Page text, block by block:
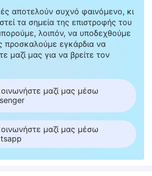
αποτελούν συχνό φαινόμενο, κι
τα σημεία της επιστροφής του
λοιπόν, να υποδεχθούμε
προσκαλούμε εγκάρδια να
μαζί μας για να βρείτε τον
μαζί μας μέσω
μαζί μας μέσω